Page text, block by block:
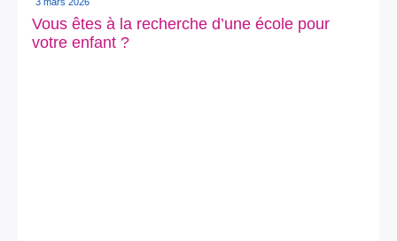
Vous êtes à la recherche d’une école pour
votre enfant ?